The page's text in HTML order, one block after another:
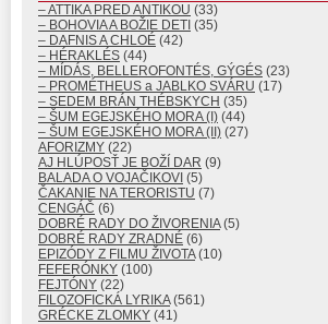
– ATTIKA PRED ANTIKOU (33)
– BOHOVIA A BOŽIE DETI (35)
– DAFNIS A CHLOÉ (42)
– HÉRAKLÉS (44)
– MÍDÁS, BELLEROFONTÉS, GÝGÉS (23)
– PROMÉTHEUS a JABLKO SVÁRU (17)
– SEDEM BRÁN THÉBSKYCH (35)
– ŠUM EGEJSKÉHO MORA (I) (44)
– ŠUM EGEJSKÉHO MORA (II) (27)
AFORIZMY (22)
AJ HLÚPOSŤ JE BOŽÍ DAR (9)
BALADA O VOJAČIKOVI (5)
ČAKANIE NA TERORISTU (7)
CENGÁČ (6)
DOBRÉ RADY DO ŽIVORENIA(5)
DOBRÉ RADY ZRADNÉ (6)
EPIZÓDY Z FILMU ŽIVOTA(10)
FEFERÓNKY (100)
FEJTÓNY (22)
FILOZOFICKÁ LYRIKA(561)
GRÉCKE ZLOMKY (41)